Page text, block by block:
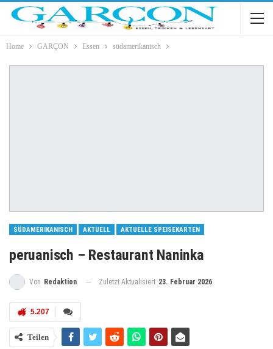
Home GARÇON Essen südamerikanisch
SÜDAMERIKANISCH AKTUELL AKTUELLE SPEISEKARTEN
peruanisch – Restaurant Naninka
Von Redaktion Zuletzt Aktualisiert 23. Februar 2026
5.207
Teilen